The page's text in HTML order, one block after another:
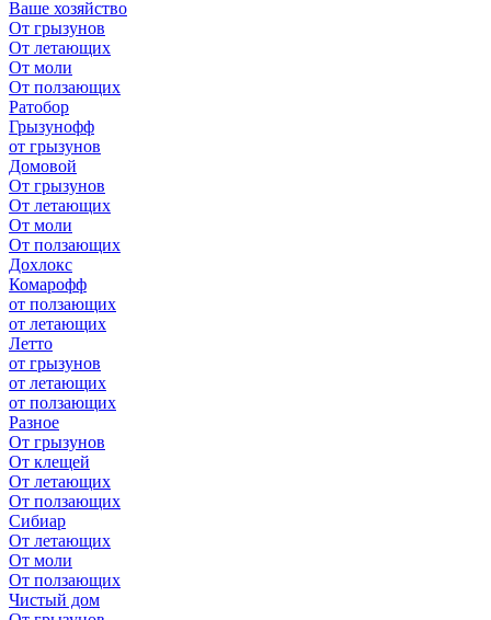
Ваше хозяйство
От грызунов
От летающих
От моли
От ползающих
Ратобор
Грызунофф
от грызунов
Домовой
От грызунов
От летающих
От моли
От ползающих
Дохлокс
Комарофф
от ползающих
от летающих
Летто
от грызунов
от летающих
от ползающих
Разное
От грызунов
От клещей
От летающих
От ползающих
Сибиар
От летающих
От моли
От ползающих
Чистый дом